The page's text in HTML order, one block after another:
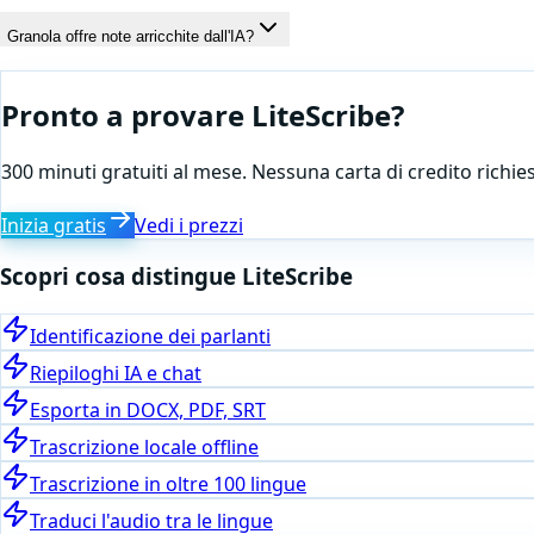
Granola offre note arricchite dall'IA?
Pronto a provare LiteScribe?
300 minuti gratuiti al mese. Nessuna carta di credito
Inizia gratis Vedi i prezzi
Scopri cosa distingue LiteScribe
Identificazione dei parlanti
Riepiloghi IA e chat
Esporta in DOCX, PDF, SRT
Trascrizione locale offline
Trascrizione in oltre 100 lingue
Traduci l'audio tra le lingue